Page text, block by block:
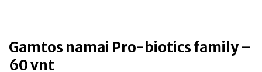
Gamtos namai Pro-biotics family –
60 vnt